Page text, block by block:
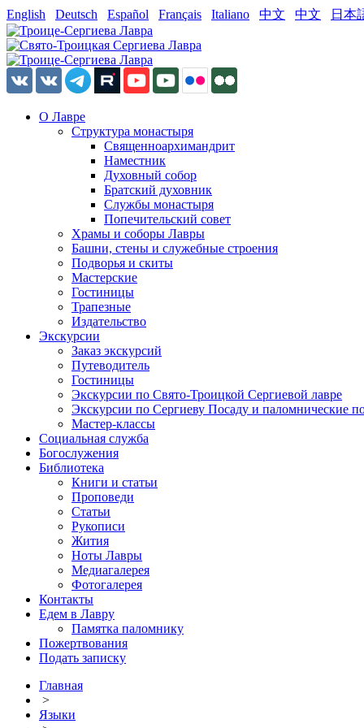
English Deutsch Español Français Italiano 中文 中文 日本
О Лавре
Структура монастыря
Священноархимандрит
Наместник
Духовный собор
Братский духовник
Службы монастыря
Попечительский совет
Храмы и соборы Лавры
Башни, стены и служебные строения
Подворья и скиты
Мастерские
Гостиницы
Трапезные
Издательство
Экскурсии
Заказ экскурсий
Путеводитель
Гостиницы
Экскурсии по Свято-Троицкой Сергиевой лавре
Экскурсии по Сергиеву Посаду и паломнические
Мастер-классы
Социальная служба
Богослужения
Библиотека
Книги и статьи
Проповеди
Статьи
Рукописи
Жития
Ноты Лавры
Медиагалерея
Фотогалерея
Контакты
Едем в Лавру
Памятка паломнику
Пожертвования
Подать записку
Главная
>
Языки